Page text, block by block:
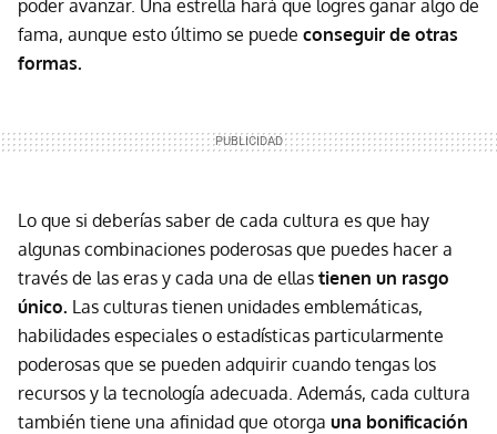
poder avanzar. Una estrella hará que logres ganar algo de
fama, aunque esto último se puede conseguir de otras
formas.
Lo que si deberías saber de cada cultura es que hay
algunas combinaciones poderosas que puedes hacer a
través de las eras y cada una de ellas tienen un rasgo
único. Las culturas tienen unidades emblemáticas,
habilidades especiales o estadísticas particularmente
poderosas que se pueden adquirir cuando tengas los
recursos y la tecnología adecuada. Además, cada cultura
también tiene una afinidad que otorga una bonificación